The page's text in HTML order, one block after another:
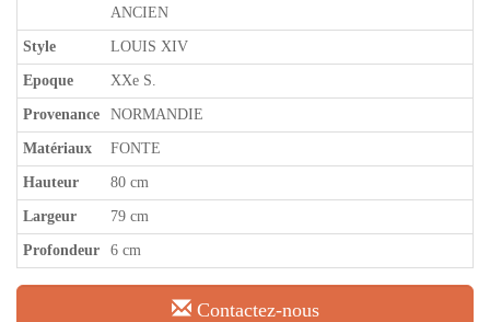
ANCIEN
Style LOUIS XIV
Epoque XXe S.
Provenance NORMANDIE
Matériaux FONTE
Hauteur 80 cm
Largeur 79 cm
Profondeur 6 cm
Contactez-nous